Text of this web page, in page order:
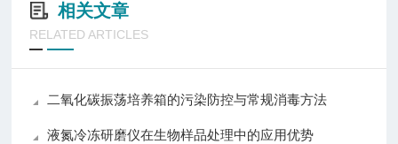
相关文章
RELATED ARTICLES
二氧化碳振荡培养箱的污染防控与常规消毒方法
液氮冷冻研磨仪在生物样品处理中的应用优势